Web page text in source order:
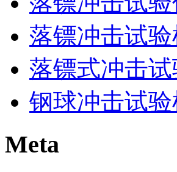
落镖冲击试验
落镖式冲击
钢球冲击试验
Meta